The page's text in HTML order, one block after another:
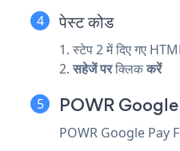
पेस्ट कोड
1. स्टेप 2 में दिए गए
2.सहेजें परक्लिककरें
POWR
POWR Google Pay